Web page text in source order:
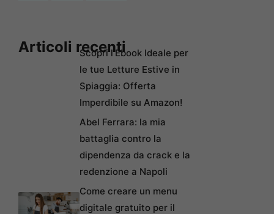
Articoli recentiScopri l’Ebook Ideale per
le tue Letture Estive in
Spiaggia: Offerta
Imperdibile su Amazon!
Abel Ferrara: la mia
battaglia contro la
dipendenza da crack e la
redenzione a Napoli
Come creare un menu
digitale gratuito per il